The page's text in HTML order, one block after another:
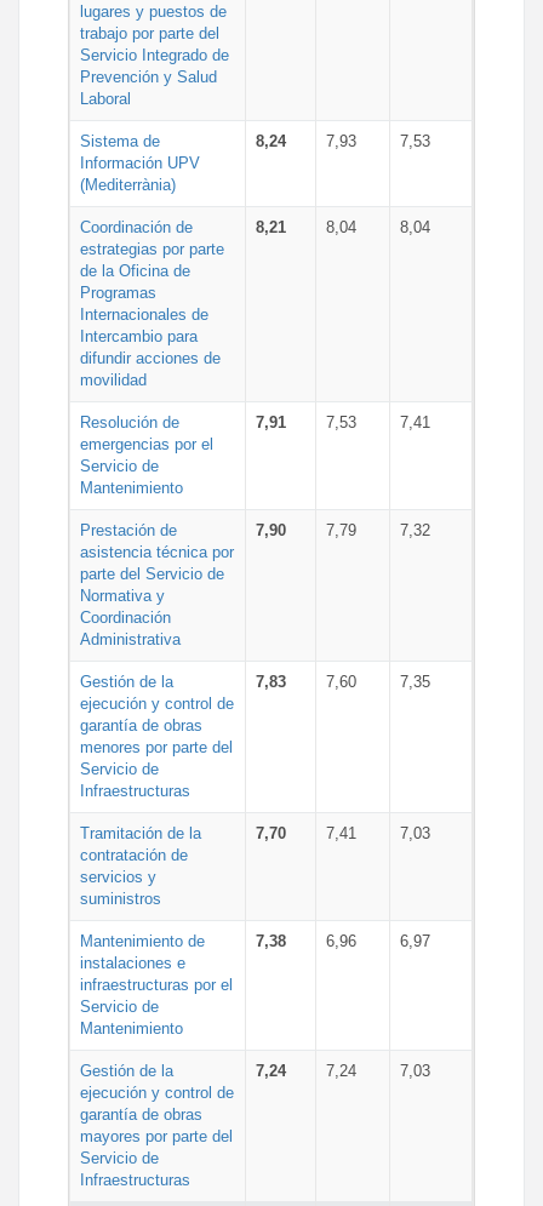
lugares y puestos de
trabajo por parte del
Servicio Integrado de
Prevención y Salud
Laboral
Sistema de
Información UPV
(Mediterrània)
8,24 7,93 7,53
Coordinación de
estrategias por parte
de la Oficina de
Programas
Internacionales de
Intercambio para
difundir acciones de
movilidad
8,21 8,04 8,04
Resolución de
emergencias por el
Servicio de
Mantenimiento
7,91 7,53 7,41
Prestación de
asistencia técnica por
parte del Servicio de
Normativa y
Coordinación
Administrativa
7,90 7,79 7,32
Gestión de la
ejecución y control de
garantía de obras
menores por parte del
Servicio de
Infraestructuras
7,83 7,60 7,35
Tramitación de la
contratación de
servicios y
suministros
7,70 7,41 7,03
Mantenimiento de
instalaciones e
infraestructuras por el
Servicio de
Mantenimiento
7,38 6,96 6,97
Gestión de la
ejecución y control de
garantía de obras
mayores por parte del
Servicio de
Infraestructuras
7,24 7,24 7,03